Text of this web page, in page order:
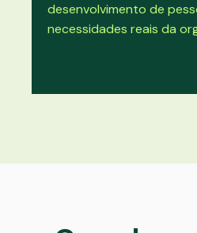
desenvolvimento de
necessidades reais da